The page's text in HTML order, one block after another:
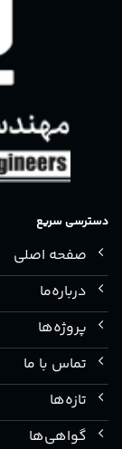
دسترسی سریع
صفحه اصلی
درباره‌ما
پروژه‌ها
تماس با ما
تازه‌ها
گواهی‌ها